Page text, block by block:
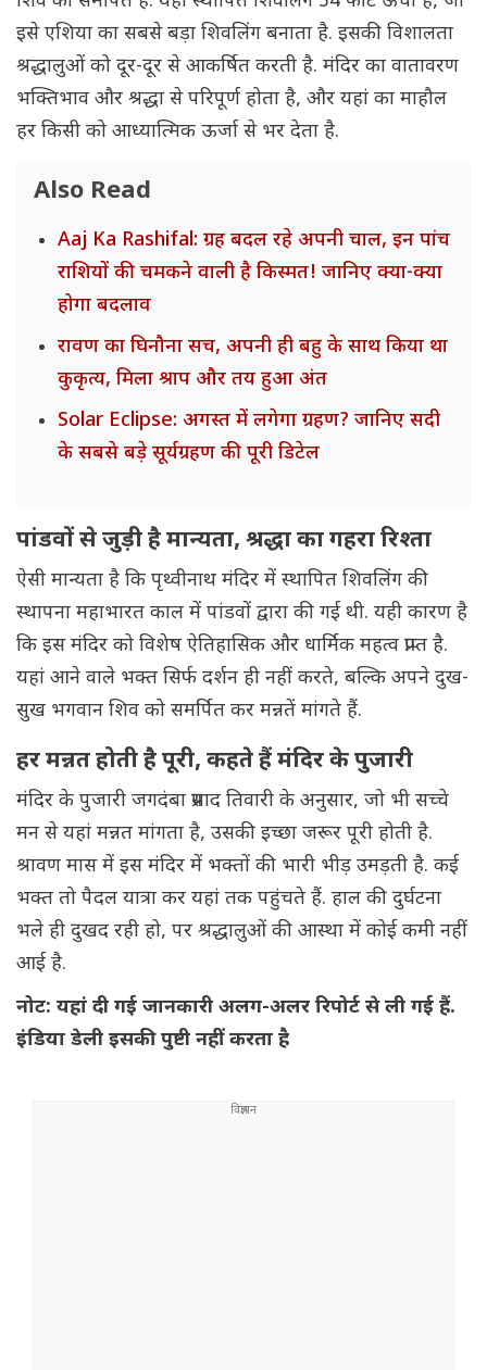
इसे एशिया का सबसे बड़ा शिवलिंग बनाता है. इसकी विशालता
श्रद्धालुओं को दूर-दूर से आकर्षित करती है. मंदिर का वातावरण
भक्तिभाव और श्रद्धा से परिपूर्ण होता है, और यहां का माहौल
हर किसी को आध्यात्मिक ऊर्जा से भर देता है.
Also Read
Aaj Ka Rashifal: ग्रह बदल रहे अपनी चाल, इन पांच
राशियों की चमकने वाली है किस्मत! जानिए क्या-क्या
होगा बदलाव
रावण का घिनौना सच, अपनी ही बहु के साथ किया था
कुकृत्य, मिला श्राप और तय हुआ अंत
Solar Eclipse: अगस्त में लगेगा ग्रहण? जानिए सदी
के सबसे बड़े सूर्यग्रहण की पूरी डिटेल
पांडवों से जुड़ी है मान्यता, श्रद्धा का गहरा रिश्ता
ऐसी मान्यता है कि पृथ्वीनाथ मंदिर में स्थापित शिवलिंग की
स्थापना महाभारत काल में पांडवों द्वारा की गई थी. यही कारण है
कि इस मंदिर को विशेष ऐतिहासिक और धार्मिक महत्व प्राप्त है.
यहां आने वाले भक्त सिर्फ दर्शन ही नहीं करते, बल्कि अपने दुख-
सुख भगवान शिव को समर्पित कर मन्नतें मांगते हैं.
हर मन्नत होती है पूरी, कहते हैं मंदिर के पुजारी
मंदिर के पुजारी जगदंबा प्रसाद तिवारी के अनुसार, जो भी सच्चे
मन से यहां मन्नत मांगता है, उसकी इच्छा जरूर पूरी होती है.
श्रावण मास में इस मंदिर में भक्तों की भारी भीड़ उमड़ती है. कई
भक्त तो पैदल यात्रा कर यहां तक पहुंचते हैं. हाल की दुर्घटना
भले ही दुखद रही हो, पर श्रद्धालुओं की आस्था में कोई कमी नहीं
आई है.
नोट: यहां दी गई जानकारी अलग-अलर रिपोर्ट से ली गई हैं.
इंडिया डेली इसकी पुष्टी नहीं करता है